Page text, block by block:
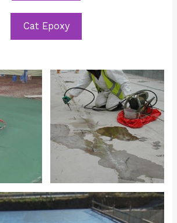
Cat Epoxy